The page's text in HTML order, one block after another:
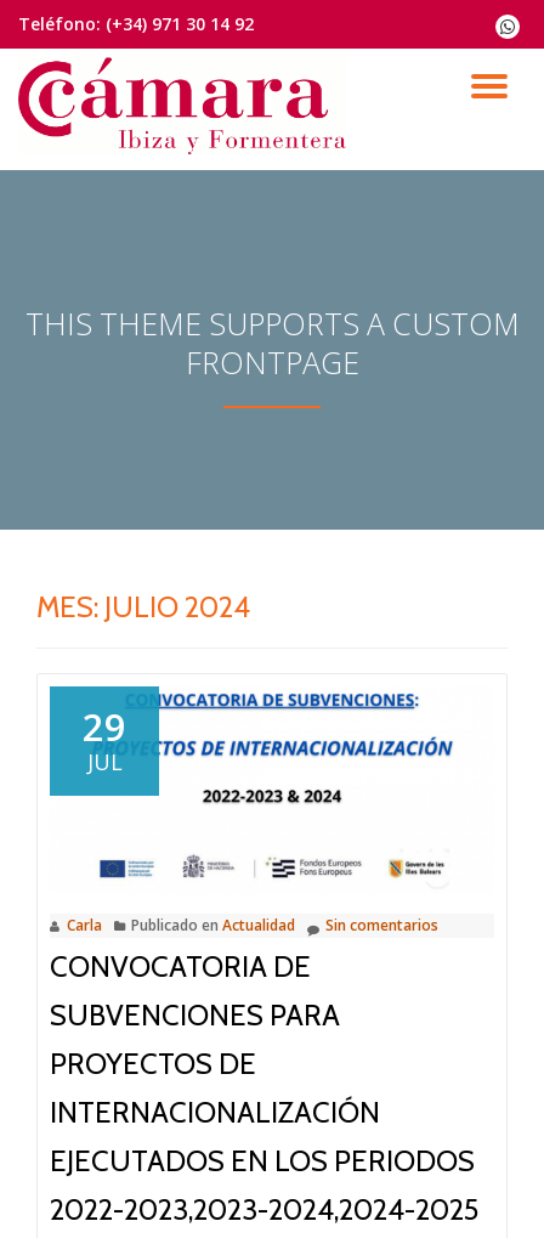
Saltar
contenido
Teléfono: (+34) 971 30 14 92
fa-
THIS THEME SUPPORTS A CUSTOM
FRONTPAGE
MES: JULIO 2024
29
JUL
Carla Publicado en Actualidad Sin comentarios
CONVOCATORIA DE
SUBVENCIONES PARA
PROYECTOS DE
INTERNACIONALIZACIÓN
EJECUTADOS EN LOS PERIODOS
2022-2023,2023-2024,2024-2025